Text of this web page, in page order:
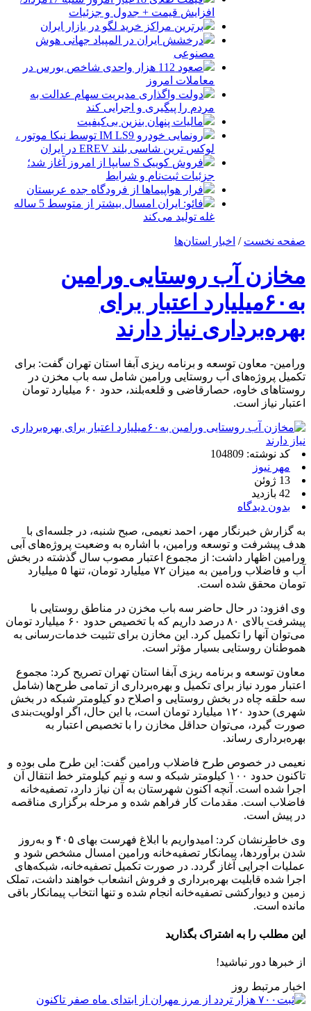
افزایش قیمت + جدول و جزئیات
برترین مراکز خرید لگو در بازار ایران
درخشش ایران در المپیاد جهانی هوش
مصنوعی
صعود 112 هزار واحدی شاخص بورس در
معاملات امروز
دولت واگذاری مدیریت سهام عدالت به
مردم را پیگیری و اجرایی کند
مالیات پنهان بنزین بی‌کیفیت
رونمایی خودرو IM LS9 توسط نیکا موتور ،
لوکس ترین شاسی بلند EREV در ایران
فروش کوییک S سایپا از امروز آغاز شد؛
جزئیات ثبت‌نام و شرایط
فرار هواپیماها از فرودگاه جده عربستان
فائو: ایران امسال بیشتر از متوسط 5 ساله
غله تولید می‌کند
صفحه نخست / اخبار استان‌ها
مخازن آب روستایی ورامین
به۶۰میلیارد اعتبار برای
بهره‌برداری نیاز دارند
ورامین- معاون توسعه و برنامه ریزی آبفا استان تهران گفت: برای
تکمیل پروژه‌های آب روستایی ورامین شامل سه باب مخزن در
روستاهای خاوه، حصارقاضی و قلعه‌بلند، حدود ۶۰ میلیارد تومان
اعتبار نیاز است.
کد نوشته: 104809
مهر نیوز
13 ژوئن
42 بازدید
بدون دیدگاه
به گزارش خبرنگار مهر، احمد نعیمی، صبح شنبه، در جلسه‌ای با
هدف پیشرفت و توسعه ورامین، با اشاره به وضعیت پروژه‌های آبی
ورامین اظهار داشت: از مجموع اعتبار مصوب سال گذشته در بخش
آب و فاضلاب ورامین به میزان ۷۲ میلیارد تومان، تنها ۵ میلیارد
تومان محقق شده است.
وی افزود: در حال حاضر سه باب مخزن در مناطق روستایی با
پیشرفت بالای ۸۰ درصد داریم که با تخصیص حدود ۶۰ میلیارد تومان
می‌توان آنها را تکمیل کرد. این مخازن برای تثبیت خدمات‌رسانی به
هموطنان روستایی بسیار مؤثر است.
معاون توسعه و برنامه ریزی آبفا استان تهران تصریح کرد: مجموع
اعتبار مورد نیاز برای تکمیل و بهره‌برداری از تمامی طرح‌ها (شامل
سه حلقه چاه در بخش روستایی و اصلاح دو کیلومتر شبکه در بخش
شهری) حدود ۱۲۰ میلیارد تومان است، با این حال، اگر اولویت‌بندی
صورت گیرد، می‌توان حداقل مخازن را با تخصیص اعتبار به
بهره‌برداری رساند.
نعیمی در خصوص طرح فاضلاب ورامین گفت: این طرح ملی بوده و
تاکنون حدود ۱۰۰ کیلومتر شبکه و سه و نیم کیلومتر خط انتقال آن
اجرا شده است. آنچه اکنون شهرستان به آن نیاز دارد، تصفیه‌خانه
فاضلاب است. مقدمات کار فراهم شده و مرحله برگزاری مناقصه
در پیش است.
وی خاطرنشان کرد: امیدواریم با ابلاغ فهرست بهای ۴۰۵ و به‌روز
شدن برآوردها، پیمانکار تصفیه‌خانه ورامین امسال مشخص شود و
عملیات اجرایی آغاز گردد. در صورت تکمیل تصفیه‌خانه، شبکه‌های
اجرا شده قابلیت بهره‌برداری و فروش انشعاب خواهند داشت، تملک
زمین و دیوارکشی تصفیه‌خانه انجام شده و تنها انتخاب پیمانکار باقی
مانده است.
این مطلب را به اشتراک بگذارید
از خبرها دور نباشید!
اخبار مرتبط روز